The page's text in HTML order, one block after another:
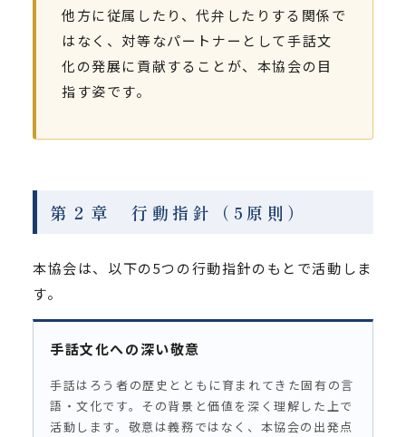
他方に従属したり、代弁したりする関係で
はなく、対等なパートナーとして手話文
化の発展に貢献することが、本協会の目
指す姿です。
第２章 行動指針（5原則）
本協会は、以下の5つの行動指針のもとで活動しま
す。
手話文化への深い敬意
手話はろう者の歴史とともに育まれてきた固有の言
語・文化です。その背景と価値を深く理解した上で
活動します。敬意は義務ではなく、本協会の出発点